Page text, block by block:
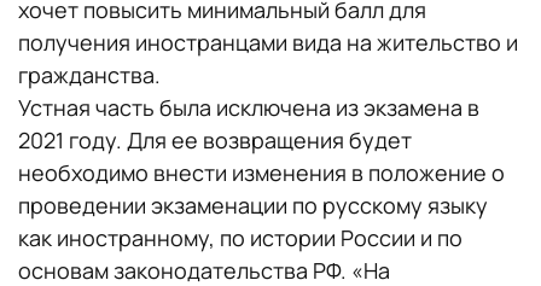
хочет повысить минимальный балл для
получения иностранцами вида на жительство и
гражданства.
Устная часть была исключена из экзамена в
2021 году. Для ее возвращения будет
необходимо внести изменения в положение о
проведении экзаменации по русскому языку
как иностранному, по истории России и по
основам законодательства РФ. «На